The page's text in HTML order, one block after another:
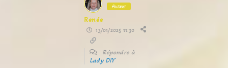
Auteur
Renée
13/01/2025 11:30
Répondre à
Lady DIY